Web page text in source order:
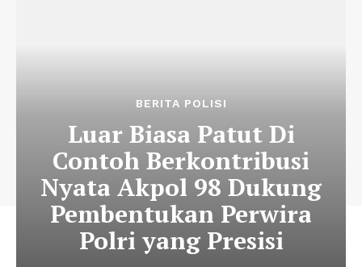
BERITA POLISI
Luar Biasa Patut Di
Contoh Berkontribusi
Nyata Akpol 98 Dukung
Pembentukan Perwira
Polri yang Presisi